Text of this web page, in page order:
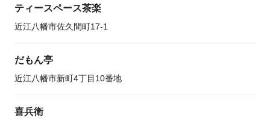
ティースペース茶楽
近江八幡市佐久間町17-1
だもん亭
近江八幡市新町4丁目10番地
喜兵衛